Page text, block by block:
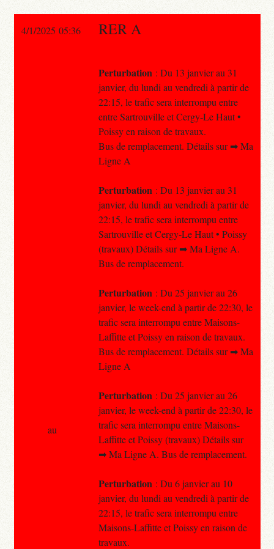
4/1/2025 05:36 RER A
Perturbation : Du 13 janvier au 31
janvier, du lundi au vendredi à partir de
22:15, le trafic sera interrompu entre
entre Sartrouville et Cergy-Le Haut •
Poissy en raison de travaux.
Bus de remplacement. Détails sur ➡ Ma
Ligne A
Perturbation : Du 13 janvier au 31
janvier, du lundi au vendredi à partir de
22:15, le trafic sera interrompu entre
Sartrouville et Cergy-Le Haut • Poissy
(travaux) Détails sur ➡ Ma Ligne A.
Bus de remplacement.
Perturbation : Du 25 janvier au 26
janvier, le week-end à partir de 22:30, le
trafic sera interrompu entre Maisons-
Laffitte et Poissy en raison de travaux.
Bus de remplacement. Détails sur ➡ Ma
Ligne A
Perturbation : Du 25 janvier au 26
janvier, le week-end à partir de 22:30, le
trafic sera interrompu entre Maisons-
Laffitte et Poissy (travaux) Détails sur
➡ Ma Ligne A. Bus de remplacement.
Perturbation : Du 6 janvier au 10
janvier, du lundi au vendredi à partir de
22:15, le trafic sera interrompu entre
Maisons-Laffitte et Poissy en raison de
travaux.
au